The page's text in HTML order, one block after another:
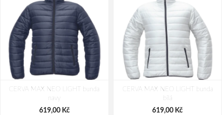
CERVA MAX NEO LIGHT bunda
navy
619,00 Kč
CERVA MAX NEO LIGHT bunda
bílá
619,00 Kč